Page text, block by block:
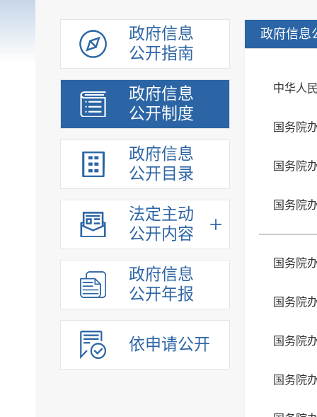
政府信息
公开指南
政府信息
公开制度
政府信息
公开目录
法定主动
公开内容
政府信息
公开年报
依申请公开
政府信息
中华人
国务院
国务院